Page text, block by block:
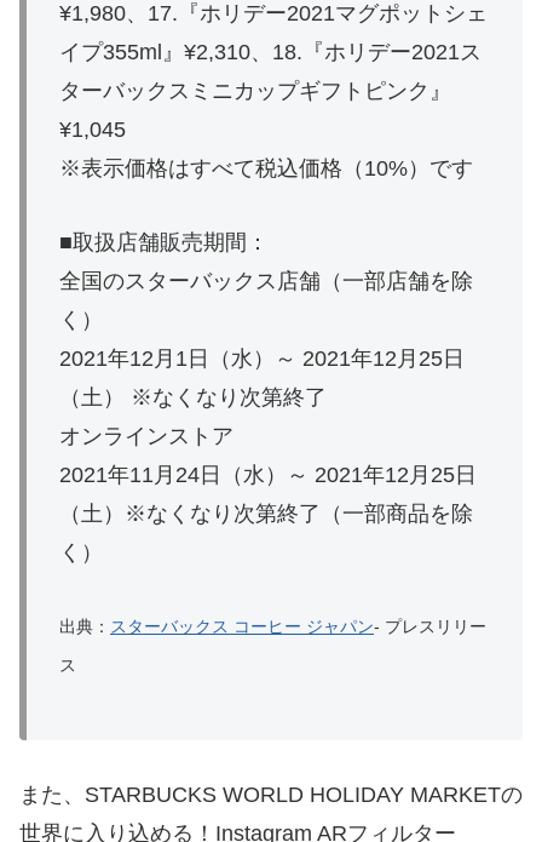
¥1,980、17.『ホリデー2021マグポットシェ
イプ355ml』¥2,310、18.『ホリデー2021ス
ターバックスミニカップギフトピンク』
¥1,045
※表示価格はすべて税込価格（10%）です
■取扱店舗販売期間：
全国のスターバックス店舗（一部店舗を除
く）
2021年12月1日（水）～ 2021年12月25日
（土） ※なくなり次第終了
オンラインストア
2021年11月24日（水）～ 2021年12月25日
（土）※なくなり次第終了（一部商品を除
く）
出典： スターバックス コーヒー ジャパン- プレスリリー
ス
また、STARBUCKS WORLD HOLIDAY MARKETの
世界に入り込める！Instagram ARフィルター